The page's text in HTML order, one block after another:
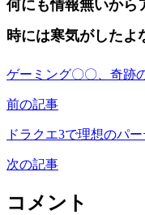
何にも情報無いから
時には寒気がしたよ
ゲーミング〇〇、奇跡
前の記事
ドラクエ3で理想のパ
次の記事
コメント